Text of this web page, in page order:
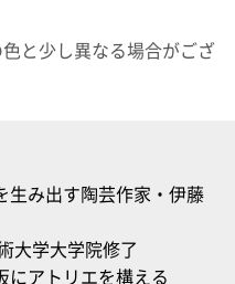
と少し異なる場合がござ
生み出す陶芸作家・伊藤
大学大学院修了
にアトリエを構える